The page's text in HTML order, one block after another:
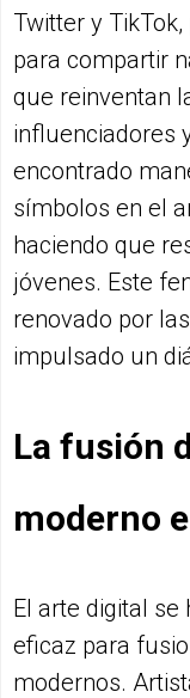
Twitter y
para compartir
que reinventan
influenciadores
encontrado
símbolos en el
haciendo que
jóvenes. Este
renovado por
impulsado un
La fusión
moderno
El arte digital se
eficaz para
modernos.